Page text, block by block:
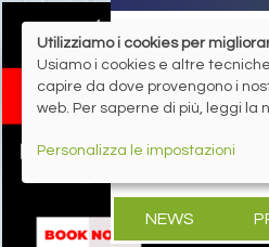
NEWS
Utilizziamo i cookies per
Usiamo i cookies e altre
capire da dove provengono i
web. Per saperne di più, leggi la
Personalizza le impostazioni